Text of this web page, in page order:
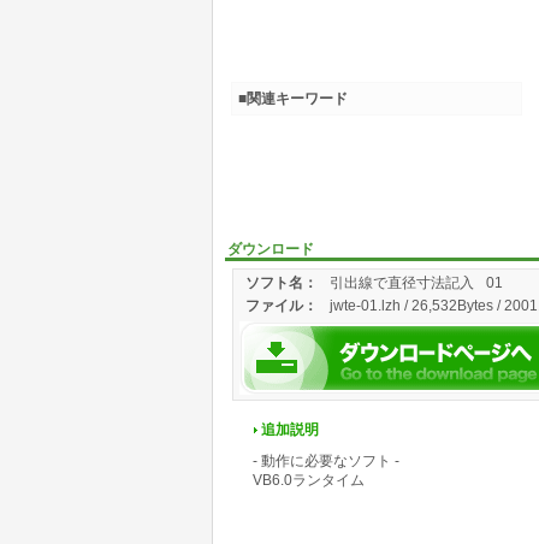
ダウンロード
ソフト名：
引出線で直径寸法記入 01
ファイル： jwte-01.lzh / 26,532Bytes /
追加説明
- 動作に必要なソフト -
VB6.0ランタイム
■関連キーワード